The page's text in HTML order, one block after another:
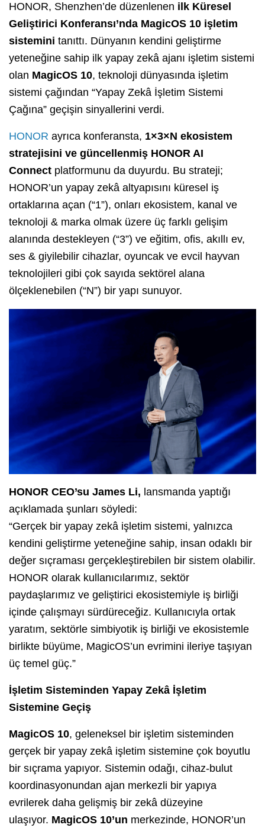
HONOR, Shenzhen’de düzenlenen ilk Küresel
Geliştirici Konferansı’nda MagicOS 10 işletim
sistemini tanıttı. Dünyanın kendini geliştirme
yeteneğine sahip ilk yapay zekâ ajanı işletim sistemi
olan MagicOS 10, teknoloji dünyasında işletim
sistemi çağından “Yapay Zekâ İşletim Sistemi
Çağına” geçişin sinyallerini verdi.
HONOR ayrıca konferansta, 1×3×N ekosistem
stratejisini ve güncellenmiş HONOR AI
Connect platformunu da duyurdu. Bu strateji;
HONOR’un yapay zekâ altyapısını küresel iş
ortaklarına açan (“1”), onları ekosistem, kanal ve
teknoloji & marka olmak üzere üç farklı gelişim
alanında destekleyen (“3”) ve eğitim, ofis, akıllı ev,
ses & giyilebilir cihazlar, oyuncak ve evcil hayvan
teknolojileri gibi çok sayıda sektörel alana
ölçeklenebilen (“N”) bir yapı sunuyor.
HONOR CEO’su James Li, lansmanda yaptığı
açıklamada şunları söyledi:
“Gerçek bir yapay zekâ işletim sistemi, yalnızca
kendini geliştirme yeteneğine sahip, insan odaklı bir
değer sıçraması gerçekleştirebilen bir sistem olabilir.
HONOR olarak kullanıcılarımız, sektör
paydaşlarımız ve geliştirici ekosistemiyle iş birliği
içinde çalışmayı sürdüreceğiz. Kullanıcıyla ortak
yaratım, sektörle simbiyotik iş birliği ve ekosistemle
birlikte büyüme, MagicOS’un evrimini ileriye taşıyan
üç temel güç.”
İşletim Sisteminden Yapay Zekâ İşletim
Sistemine Geçiş
MagicOS 10, geleneksel bir işletim sisteminden
gerçek bir yapay zekâ işletim sistemine çok boyutlu
bir sıçrama yapıyor. Sistemin odağı, cihaz-bulut
koordinasyonundan ajan merkezli bir yapıya
evrilerek daha gelişmiş bir zekâ düzeyine
ulaşıyor. MagicOS 10’un merkezinde, HONOR’un